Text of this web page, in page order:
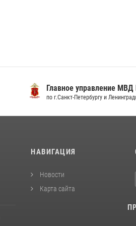
Главное управление МВД
по г.Санкт-Петербургу и
НАВИГАЦИЯ
Новости
Карта сайта